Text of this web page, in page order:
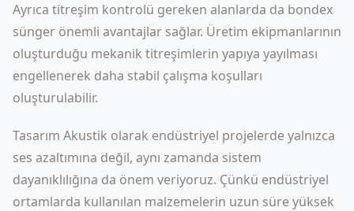
Ayrıca titreşim kontrolü gereken alanlarda da bondex
sünger önemli avantajlar sağlar. Üretim ekipmanlarının
oluşturduğu mekanik titreşimlerin yapıya yayılması
engellenerek daha stabil çalışma koşulları
oluşturulabilir.
Tasarım Akustik olarak endüstriyel projelerde yalnızca
ses azaltımına değil, aynı zamanda sistem
dayanıklılığına da önem veriyoruz. Çünkü endüstriyel
ortamlarda kullanılan malzemelerin uzun süre yüksek